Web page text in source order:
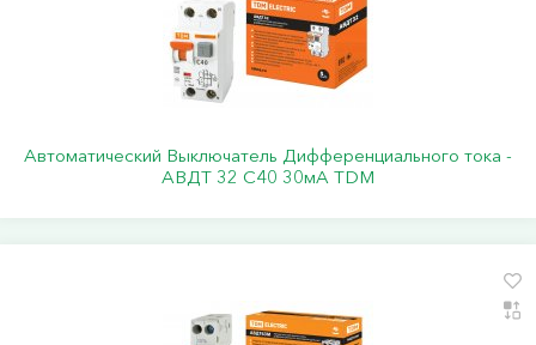
Автоматический Выключатель Дифференциального тока -
АВДТ 32 С40 30мА TDM